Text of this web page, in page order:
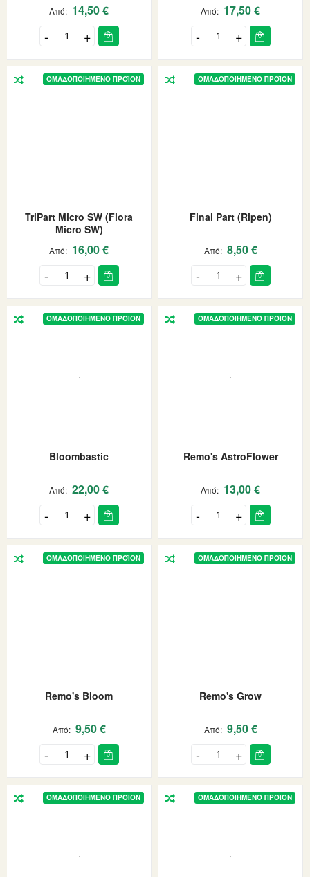
Από 14,50 € Από 17,50 €
ΟΜΑΔΟΠΟΙΗΜΈΝΟ ΠΡΟΪΌΝ
TriPart Micro SW (Flora
Micro SW)
Από 16,00 €
ΟΜΑΔΟΠΟΙΗΜΈΝΟ ΠΡΟΪΌΝ
Final Part (Ripen)
Από 8,50 €
ΟΜΑΔΟΠΟΙΗΜΈΝΟ ΠΡΟΪΌΝ
Bloombastic
Από 22,00 €
ΟΜΑΔΟΠΟΙΗΜΈΝΟ ΠΡΟΪΌΝ
Remo's AstroFlower
Από 13,00 €
ΟΜΑΔΟΠΟΙΗΜΈΝΟ ΠΡΟΪΌΝ
Remo's Bloom
Από 9,50 €
ΟΜΑΔΟΠΟΙΗΜΈΝΟ ΠΡΟΪΌΝ
Remo's Grow
Από 9,50 €
ΟΜΑΔΟΠΟΙΗΜΈΝΟ ΠΡΟΪΌΝ ΟΜΑΔΟΠΟΙΗΜΈΝΟ ΠΡΟΪΌΝ